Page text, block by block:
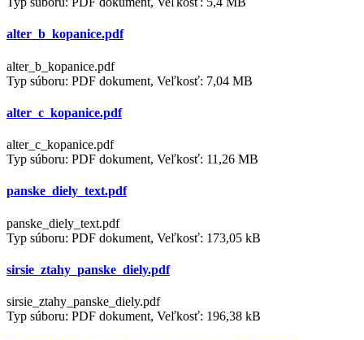
alter_b_kopanice.pdf
alter_b_kopanice.pdf
Typ súboru: PDF dokument, Veľkosť: 7,04 MB
alter_c_kopanice.pdf
alter_c_kopanice.pdf
Typ súboru: PDF dokument, Veľkosť: 11,26 MB
panske_diely_text.pdf
panske_diely_text.pdf
Typ súboru: PDF dokument, Veľkosť: 173,05 kB
sirsie_ztahy_panske_diely.pdf
sirsie_ztahy_panske_diely.pdf
Typ súboru: PDF dokument, Veľkosť: 196,38 kB